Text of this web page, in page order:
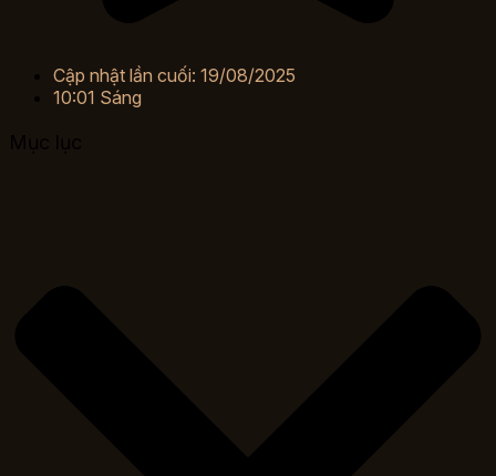
Cập nhật lần cuối: 19/08/2025
10:01 Sáng